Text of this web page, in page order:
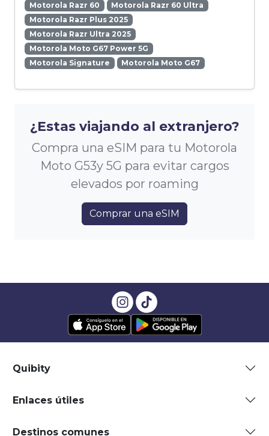
Motorola Razr 60
Motorola Razr 60 Ultra
Motorola Razr Plus 2025
Motorola Razr Ultra 2025
Motorola Moto G67 Power 5G
Motorola Signature
Motorola Moto G67
¿Estas viajando al extranjero?
Compra una eSIM para tu Motorola
Moto G53y 5G para evitar cargos
elevados por roaming
Comprar una eSIM
Quibity
Enlaces útiles
Destinos comunes